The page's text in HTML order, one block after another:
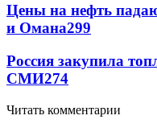
Цены на нефть
и Омана299
Россия закупила
СМИ274
Читать комментарии